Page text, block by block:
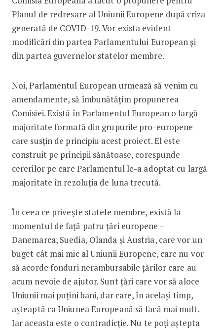
Planul de redresare al Uniunii Europene după criza
generată de COVID-19. Vor exista evident
modificări din partea Parlamentului European și
din partea guvernelor statelor membre.
Noi, Parlamentul European urmează să venim cu
amendamente, să îmbunătățim propunerea
Comisiei. Există în Parlamentul European o largă
majoritate formată din grupurile pro-europene
care susțin de principiu acest proiect. El este
construit pe principii sănătoase, corespunde
cererilor pe care Parlamentul le-a adoptat cu largă
majoritate în rezoluția de luna trecută.
În ceea ce privește statele membre, există la
momentul de față patru țări europene –
Danemarca, Suedia, Olanda și Austria, care vor un
buget cât mai mic al Uniunii Europene, care nu vor
să acorde fonduri nerambursabile țărilor care au
acum nevoie de ajutor. Sunt țări care vor să aloce
Uniunii mai puțini bani, dar care, în același timp,
așteaptă ca Uniunea Europeană să facă mai mult.
Iar aceasta este o contradicție. Nu te poți aștepta